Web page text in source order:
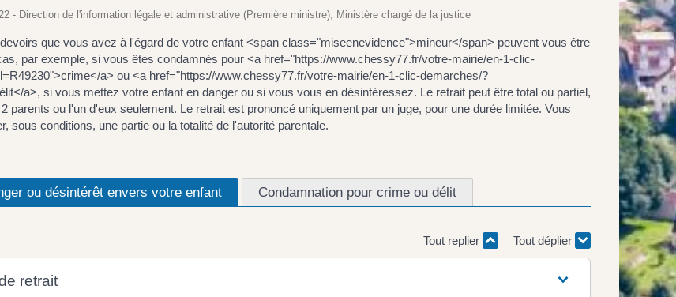
- Direction de l'information légale et administrative (Première ministre), Ministère chargé de la justice
que vous avez à l'égard de votre enfant <span class="miseenevidence">mineur</span> peuvent vous être
par exemple, si vous êtes condamnés pour <a href="https://www.chessy77.fr/votre-mairie/en-1-clic-
a> ou <a href="https://www.chessy77.fr/votre-mairie/en-1-clic-demarches/?
a>, si vous mettez votre enfant en danger ou si vous vous en désintéressez. Le retrait peut être total ou partiel,
parents ou l'un d'eux seulement. Le retrait est prononcé uniquement par un juge, pour une durée limitée. Vous
sous conditions, une partie ou la totalité de l'autorité parentale.
ou désintérêt envers votre enfant Condamnation pour crime ou délit
Tout replier Tout déplier
retrait